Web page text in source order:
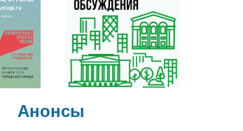
Анонсы